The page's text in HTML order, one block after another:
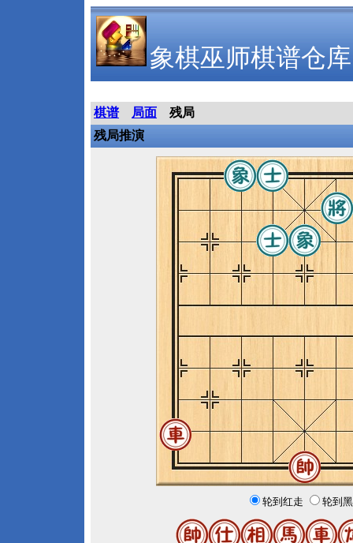
象棋巫师棋谱仓库
棋谱 局面
残局
残局推演
轮到红走 轮到